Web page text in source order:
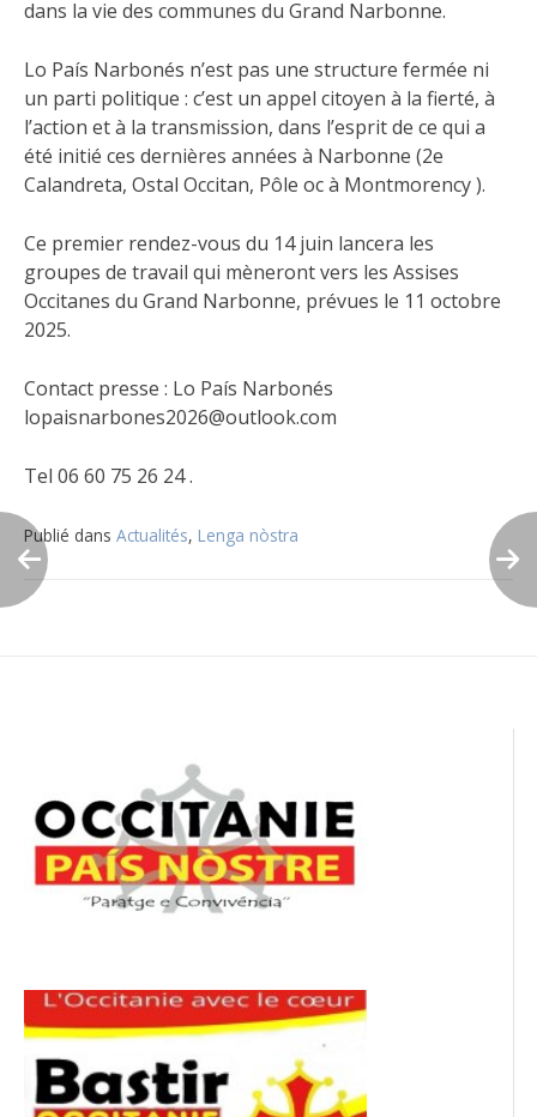
dans la vie des communes du Grand Narbonne.
Lo País Narbonés n’est pas une structure fermée ni
un parti politique : c’est un appel citoyen à la fierté, à
l’action et à la transmission, dans l’esprit de ce qui a
été initié ces dernières années à Narbonne (2e
Calandreta, Ostal Occitan, Pôle oc à Montmorency ).
Ce premier rendez-vous du 14 juin lancera les
groupes de travail qui mèneront vers les Assises
Occitanes du Grand Narbonne, prévues le 11 octobre
2025.
Contact presse : Lo País Narbonés
lopaisnarbones2026@outlook.com
Tel 06 60 75 26 24 .
Publié dans Actualités, Lenga nòstra
Navigation